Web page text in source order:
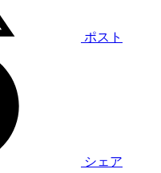
ポスト
シェア